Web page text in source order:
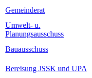
Gemeinderat
Umwelt- u.
Planungsausschuss
Bauausschuss
Bereisung JSSK und UPA